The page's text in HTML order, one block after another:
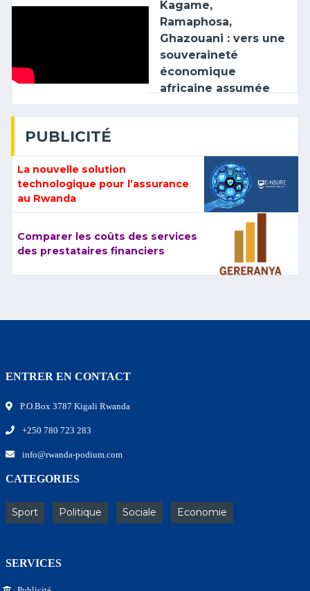
Kagame,
Ramaphosa,
Ghazouani : vers une
souveraineté
économique
africaine assumée
PUBLICITÉ
La nouvelle solution
technologique pour l’assurance
au Rwanda
Comparer les coûts des services
des prestataires financiers
ENTRER EN CONTACT
P.O.Box 3787 Kigali Rwanda
+250 780 723 283
info@rwanda-podium.com
CATEGORIES
Sport Politique Sociale Economie
SERVICES